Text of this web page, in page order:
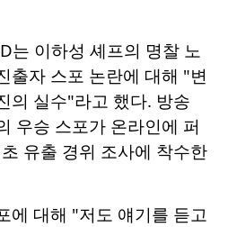
는 이하성 셰프의 명찰 노
출자 스포 논란에 대해 "변
의 실수"라고 했다. 방송
우승 스포가 온라인에 퍼
유출 경위 조사에 착수한
에 대해 "저도 얘기를 듣고